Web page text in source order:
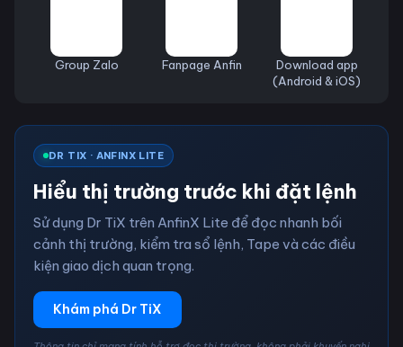
Group Zalo Fanpage Anfin
Download app
(Android & iOS)
DR TIX · ANFINX LITE
Hiểu thị trường trước khi đặt lệnh
Sử dụng Dr TiX trên AnfinX Lite để đọc nhanh bối
cảnh thị trường, kiểm tra sổ lệnh, Tape và các điều
kiện giao dịch quan trọng.
Khám phá Dr TiX